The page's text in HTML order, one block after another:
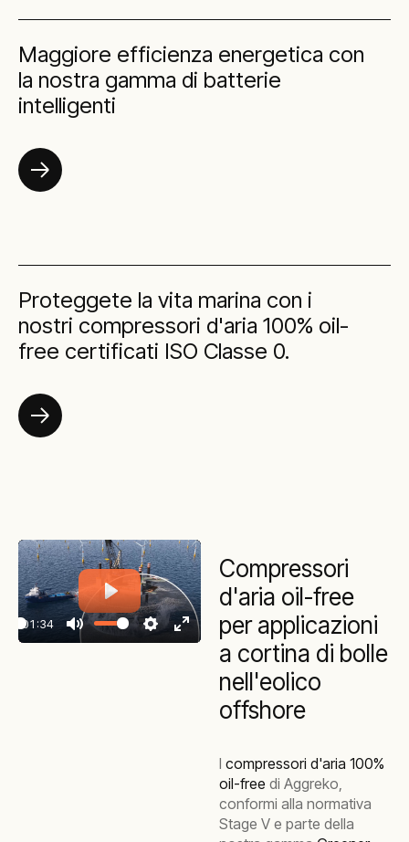
Maggiore efficienza energetica con
la nostra gamma di batterie
intelligenti
Proteggete la vita marina con i
nostri compressori d'aria 100% oil-
free certificati ISO Classe 0.
01:34
Mute Settings
Enter
fullscreen
Play
Compressori
d'aria oil-free
per applicazioni
a cortina di bolle
nell'eolico
offshore
I compressori d'aria 100%
oil-free di Aggreko,
conformi alla normativa
Stage V e parte della